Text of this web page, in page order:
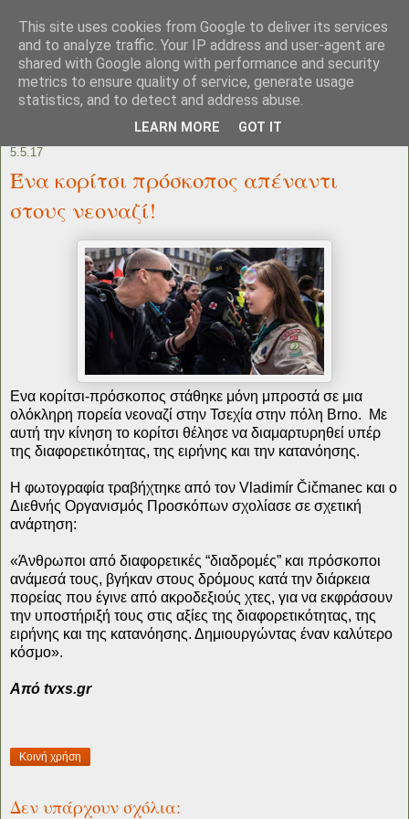
5.5.17
Ένα κορίτσι πρόσκοπος απέναντι
στους νεοναζί!
Ενα κορίτσι-πρόσκοπος στάθηκε μόνη μπροστά σε μια
ολόκληρη πορεία νεοναζί στην Τσεχία στην πόλη Brno. Με
αυτή την κίνηση το κορίτσι θέλησε να διαμαρτυρηθεί υπέρ
της διαφορετικότητας, της ειρήνης και την κατανόησης.
Η φωτογραφία τραβήχτηκε από τον Vladimír Čičmanec και ο
Διεθνής Οργανισμός Προσκόπων σχολίασε σε σχετική
ανάρτηση:
«Άνθρωποι από διαφορετικές “διαδρομές” και πρόσκοποι
ανάμεσά τους, βγήκαν στους δρόμους κατά την διάρκεια
πορείας που έγινε από ακροδεξιούς χτες, για να εκφράσουν
την υποστήριξή τους στις αξίες της διαφορετικότητας, της
ειρήνης και της κατανόησης. Δημιουργώντας έναν καλύτερο
κόσμο».
Από tvxs.gr
Κοινή χρήση
Δεν υπάρχουν σχόλια:
This site uses cookies from Google to deliver its services
and to analyze traffic. Your IP address and user-agent are
shared with Google along with performance and security
metrics to ensure quality of service, generate usage
statistics, and to detect and address abuse.
LEARN MORE GOT IT